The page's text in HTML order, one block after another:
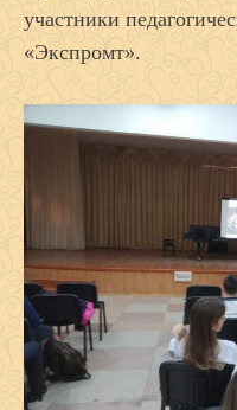
участники
«Экспромт».